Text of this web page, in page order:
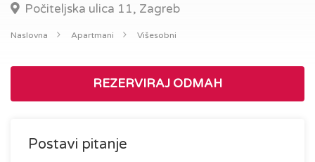
Počiteljska ulica 11, Zagreb
Naslovna Apartmani Višesobni
REZERVIRAJ ODMAH
Postavi pitanje